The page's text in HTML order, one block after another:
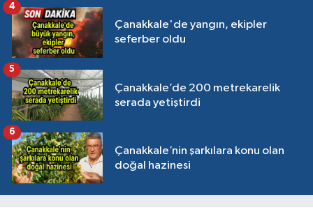
Çanakkale'de yangın, ekipler
seferber oldu
4
Çanakkale’de 200 metrekarelik
serada yetiştirdi
5
Çanakkale’nin şarkılara konu olan
doğal hazinesi
6